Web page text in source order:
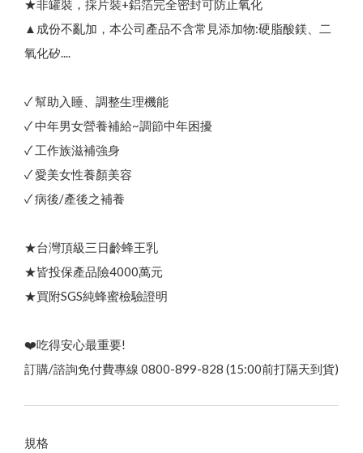
品牌故事
本
月
優
惠
｜
中
秋
蜂
送
禮
⚡
限
時
優
惠
開
跑
✦
活
動
至
9
/
3
0
熱
銷
N
o
.
1
頂
級
蜂
王
乳
+
日
本
芝
麻
素
✦
好
眠
養
顏
三日齡蜂王漿/純蜂王乳膠囊
綠蜂膠葉黃素 ✦ 美國實證專利配方
高
濃
度
巴
西
綠
蜂
膠
（
噴
劑
/
滴
劑
/
膠
囊
/
4
0
0
億
益
生
菌
）
最新優惠
會員獨享
食用說明
特約專區
其他說明
會員需知
貨幣轉換
★非罐裝，採片裝+鋁箔完全密封可防止氧化
▲成份不亂加，本公司產品不含常見添加物:硬脂酸鎂、二
氧化矽....
✓ 幫助入睡、調整生理機能
✓ 中年男女營養補給~調節中年困擾
✓ 工作族滋補強身
✓ 愛美女性養顏美容
✓ 病後/產後之補養
★台灣頂級三日齡蜂王乳
★皆投保產品險4000萬元
★買附SGS純蜂蜜檢驗證明
❤️吃得安心最重要!
訂購/諮詢免付費專線 0800-899-828 (15:00前打隔天到貨)
規格